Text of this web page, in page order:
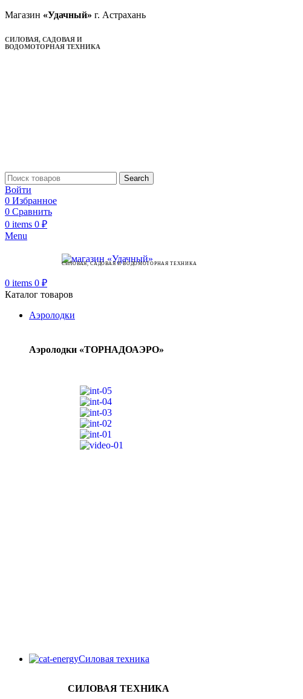
Магазин «Удачный» г. Астрахань
СИЛОВАЯ, САДОВАЯ И
ВОДОМОТОРНАЯ ТЕХНИКА
Search
Войти
0 Избранное
0 Сравнить
0 items 0 ₽
Menu
СИЛОВАЯ, САДОВАЯ И ВОДОМОТОРНАЯ ТЕХНИКА
0 items 0 ₽
Каталог товаров
Аэролодки
Аэролодки «ТОРНАДОАЭРО»
Силовая техника
СИЛОВАЯ ТЕХНИКА